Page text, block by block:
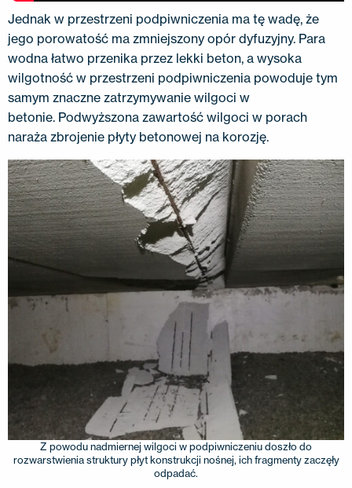
Jednak w przestrzeni podpiwniczenia ma tę wadę, że
jego porowatość ma zmniejszony opór dyfuzyjny. Para
wodna łatwo przenika przez lekki beton, a wysoka
wilgotność w przestrzeni podpiwniczenia powoduje tym
samym znaczne zatrzymywanie wilgoci w
betonie. Podwyższona zawartość wilgoci w porach
naraża zbrojenie płyty betonowej na korozję.
Z powodu nadmiernej wilgoci w podpiwniczeniu doszło do
rozwarstwienia struktury płyt konstrukcji nośnej, ich fragmenty zaczęły
odpadać.